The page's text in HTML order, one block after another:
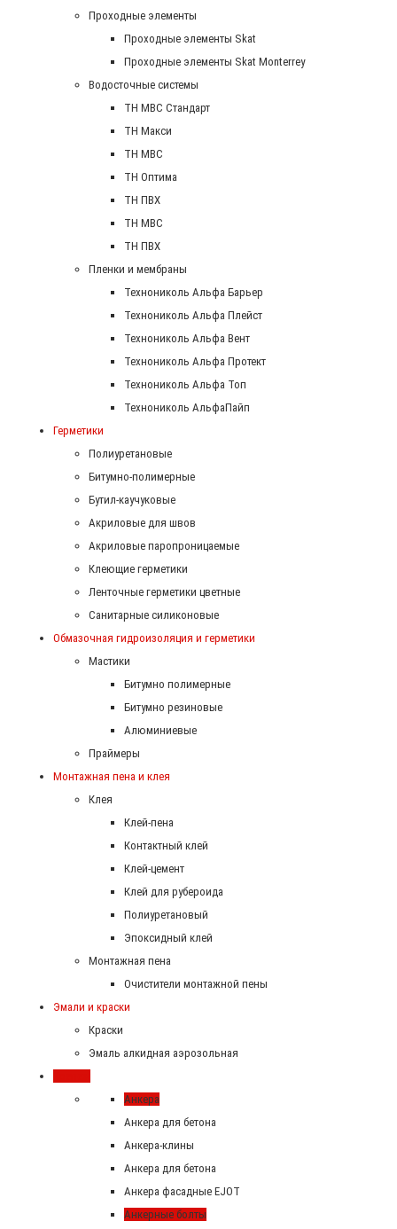
Проходные элементы
Проходные элементы Skat
Проходные элементы Skat Monterrey
Водосточные системы
TH MBC Стандарт
TH Макси
TH МВС
TH Оптима
TH ПВХ
ТН МВС
ТН ПВХ
Пленки и мембраны
Технониколь Альфа Барьер
Технониколь Альфа Плейст
Технониколь Альфа Вент
Технониколь Альфа Протект
Технониколь Альфа Топ
Технониколь АльфаПайп
Герметики
Полиуретановые
Битумно-полимерные
Бутил-каучуковые
Акриловые для швов
Акриловые паропроницаемые
Клеющие герметики
Ленточные герметики цветные
Санитарные силиконовые
Обмазочная гидроизоляция и герметики
Мастики
Битумно полимерные
Битумно резиновые
Алюминиевые
Праймеры
Монтажная пена и клея
Клея
Клей-пена
Контактный клей
Клей-цемент
Клей для рубероида
Полиуретановый
Эпоксидный клей
Монтажная пена
Очистители монтажной пены
Эмали и краски
Краски
Эмаль алкидная аэрозольная
Анкера
Анкера для бетона
Анкера-клины
Анкера для бетона
Анкера фасадные EJOT
Анкерные болты